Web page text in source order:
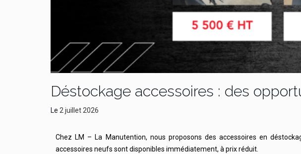
Déstockage accessoires : des
Le 2 juillet 2026
Chez LM – La Manutention, nous proposons des accessoires en
accessoires neufs sont disponibles immédiatement, à prix réduit.